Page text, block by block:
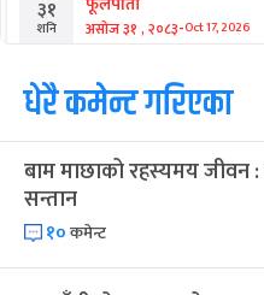
३१
शनि असोज ३१ , २०८३-Oct 17, 2026
१
आइत
कार्तिक सङ्क्रान्ति
कार्तिक १, २०८३-Oct 18, 2026
३
मंगल
महानवमी
४
धेरै कमेन्ट गरिएका
बाम माछाको रहस्यमय जीवन :
सन्तान
१०कमेन्ट